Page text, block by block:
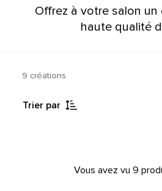
Offrez à votre salon un
haute qualité
9 créations
Trier par
Vous avez vu 9